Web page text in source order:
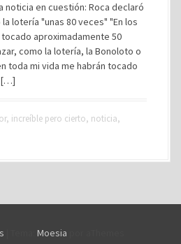
noticia en cuestión: Roca declaró
lotería "unas 80 veces" "En los
aproximadamente 50
como la lotería, la Bonoloto o
toda mi vida me habrán tocado
[…]
, increíble pero cierto, noticia,
Moesia